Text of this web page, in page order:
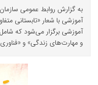
به گزارش روابط‌ عمومی
آموزشی با شعار «تابستانی
آموزشی برگزار می‌شود که
و مهارت‌های زندگی» و